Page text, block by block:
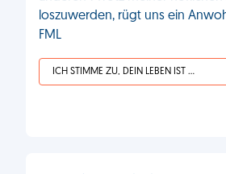
loszuwerden, rügt uns ein
FML
ICH STIMME ZU, DEIN LEBEN IST SCHEISSE